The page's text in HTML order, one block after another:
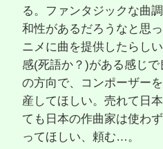
る。ファンタジックな曲
和性があるだろうなと思
ニメに曲を提供したらし
感(死語か？)がある感じで
の方向で、コンポーザー
産してほしい。売れて日
ても日本の作曲家は使わ
ってほしい、頼む…。